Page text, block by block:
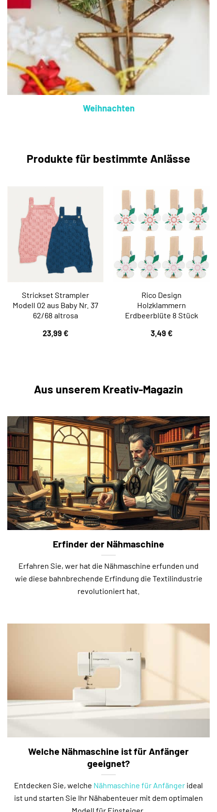
Weihnachten
Produkte für bestimmte Anlässe
Strickset Strampler
Modell 02 aus Baby Nr. 37
62/68 altrosa
23,99 €
Rico Design
Holzklammern
Erdbeerblüte 8 Stück
3,49 €
Aus unserem Kreativ-Magazin
Erfinder der Nähmaschine
Erfahren Sie, wer hat die Nähmaschine erfunden und
wie diese bahnbrechende Erfindung die Textilindustrie
revolutioniert hat.
Welche Nähmaschine ist für Anfänger
geeignet?
Entdecken Sie, welche Nähmaschine für Anfänger ideal
ist und starten Sie Ihr Nähabenteuer mit dem optimalen